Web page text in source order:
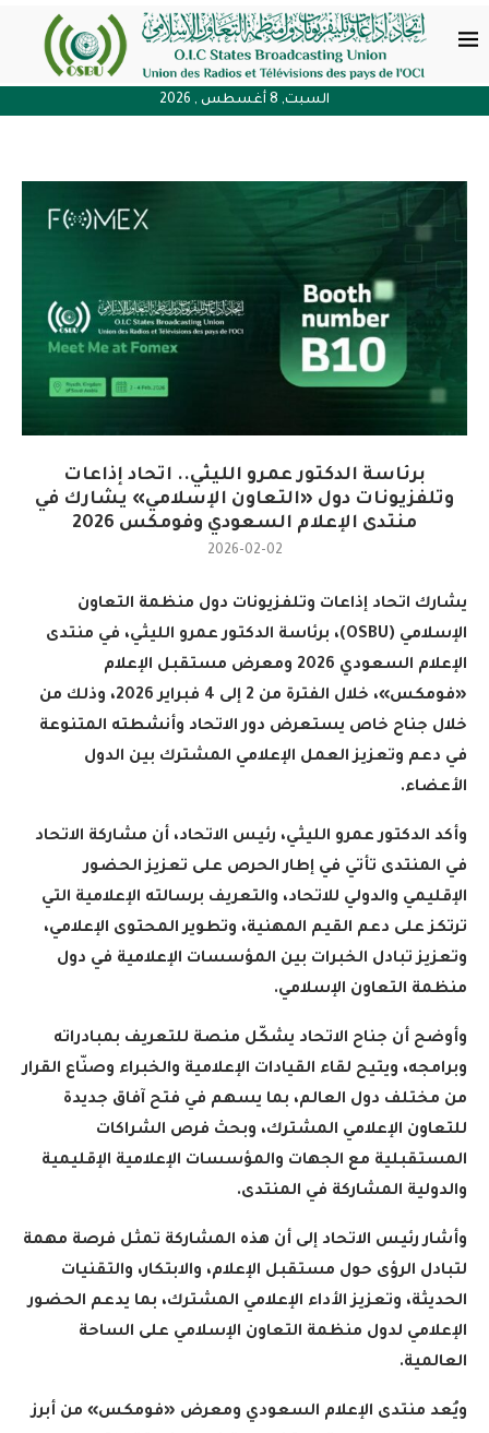
السبت, 8 أغسطس , 2026
برئاسة الدكتور عمرو الليثي.. اتحاد إذاعات
وتلفزيونات دول «التعاون الإسلامي» يشارك في
منتدى الإعلام السعودي وفومكس 2026
2026-02-02
يشارك اتحاد إذاعات وتلفزيونات دول منظمة التعاون
الإسلامي (OSBU)
، برئاسة الدكتور عمرو الليثي، في منتدى
الإعلام السعودي 2026 ومعرض مستقبل الإعلام
«فومكس»، خلال الفترة من 2
إلى 4 فبراير 2026، وذلك من
خلال جناح خاص يستعرض دور الاتحاد وأنشطته المتنوعة
في دعم وتعزيز العمل الإعلامي المشترك بين الدول
الأعضاء.
وأكد الدكتور عمرو الليثي، رئيس الاتحاد، أن مشاركة الاتحاد
في المنتدى تأتي في إطار الحرص على تعزيز الحضور
الإقليمي والدولي للاتحاد، والتعريف برسالته الإعلامية التي
ترتكز على دعم القيم المهنية، وتطوير المحتوى الإعلامي،
وتعزيز تبادل الخبرات بين المؤسسات الإعلامية في دول
منظمة التعاون الإسلامي.
وأوضح أن جناح الاتحاد يشكّل منصة للتعريف بمبادراته
وبرامجه، ويتيح لقاء القيادات الإعلامية والخبراء وصنّاع القرار
من مختلف دول العالم، بما يسهم في فتح آفاق جديدة
للتعاون الإعلامي المشترك، وبحث فرص الشراكات
المستقبلية مع الجهات والمؤسسات الإعلامية الإقليمية
والدولية المشاركة في المنتدى.
وأشار رئيس الاتحاد إلى أن هذه المشاركة تمثل فرصة مهمة
لتبادل الرؤى حول مستقبل الإعلام، والابتكار، والتقنيات
الحديثة، وتعزيز الأداء الإعلامي المشترك، بما يدعم الحضور
الإعلامي لدول منظمة التعاون الإسلامي على الساحة
العالمية.
ويُعد منتدى الإعلام السعودي ومعرض «فومكس» من أبرز